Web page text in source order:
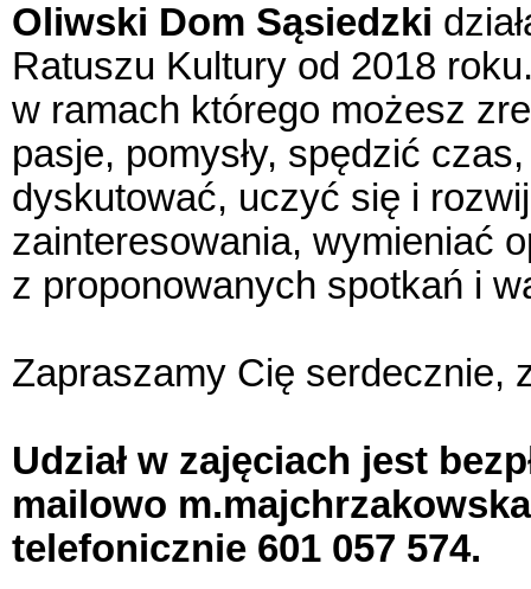
Oliwski Dom Sąsiedzki
Ratuszu Kultury od 2018
w ramach którego możesz
pasje, pomysły, spędzić
dyskutować, uczyć się i
zainteresowania, wymieniać
z proponowanych spotkań i
Zapraszamy Cię serdecznie,
Udział w zajęciach jest
mailowo
telefonicznie 601 057 574.